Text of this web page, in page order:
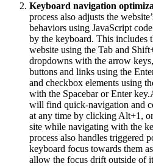
Keyboard navigation
process also adjusts the
behaviors using JavaScript
by the keyboard. This includes
website using the Tab and
dropdowns with the arrow
buttons and links using the
and checkbox elements using
with the Spacebar or Enter
will find quick-navigation and
at any time by clicking Alt+1,
site while navigating with the
process also handles triggered
keyboard focus towards them
allow the focus drift outside of